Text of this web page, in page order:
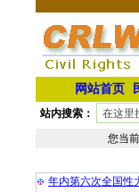
网站首页
站内搜索：
您当
年内第六次全国性